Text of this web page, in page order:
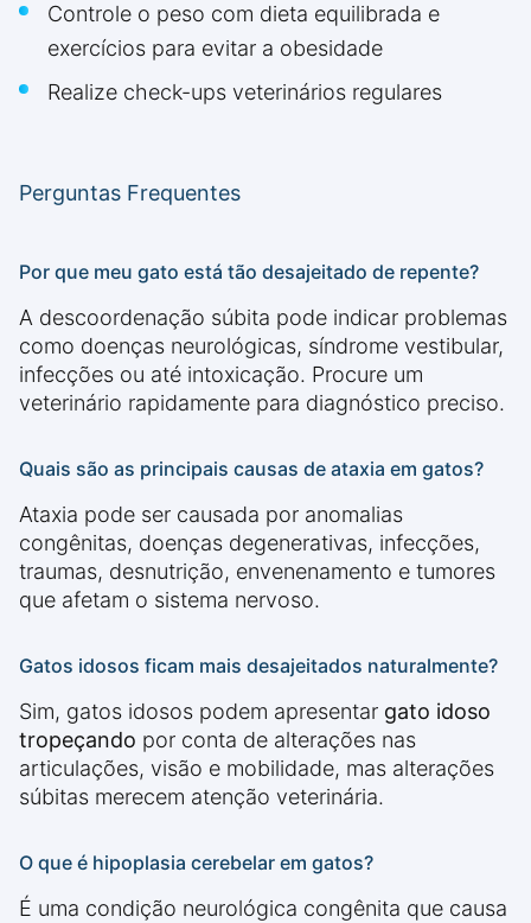
Controle o peso com dieta equilibrada e
exercícios para evitar a obesidade
Realize check-ups veterinários regulares
Perguntas Frequentes
Por que meu gato está tão desajeitado de repente?
A descoordenação súbita pode indicar problemas
como doenças neurológicas, síndrome vestibular,
infecções ou até intoxicação. Procure um
veterinário rapidamente para diagnóstico preciso.
Quais são as principais causas de ataxia em gatos?
Ataxia pode ser causada por anomalias
congênitas, doenças degenerativas, infecções,
traumas, desnutrição, envenenamento e tumores
que afetam o sistema nervoso.
Gatos idosos ficam mais desajeitados naturalmente?
Sim, gatos idosos podem apresentar gato idoso
tropeçando por conta de alterações nas
articulações, visão e mobilidade, mas alterações
súbitas merecem atenção veterinária.
O que é hipoplasia cerebelar em gatos?
É uma condição neurológica congênita que causa